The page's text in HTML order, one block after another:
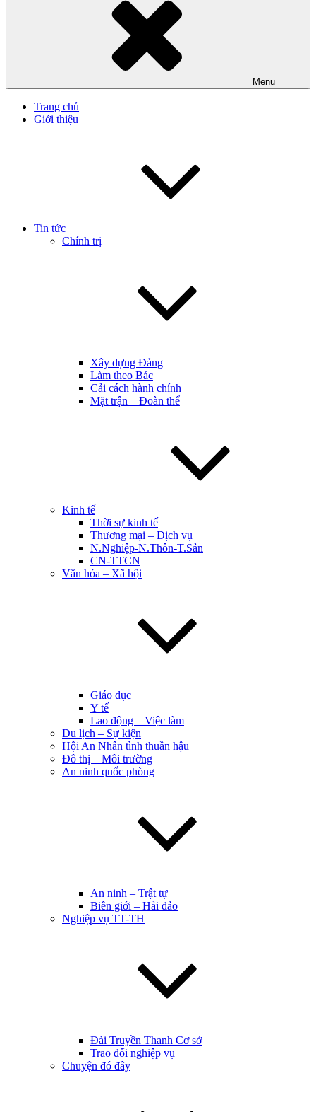
Menu
Trang chủ
Giới thiệu
Tin tức
Chính trị
Xây dựng Đảng
Làm theo Bác
Cải cách hành chính
Mặt trận – Đoàn thể
Kinh tế
Thời sự kinh tế
Thương mại – Dịch vụ
N.Nghiệp-N.Thôn-T.Sản
CN-TTCN
Văn hóa – Xã hội
Giáo dục
Y tế
Lao động – Việc làm
Du lịch – Sự kiện
Hội An Nhân tình thuần hậu
Đô thị – Môi trường
An ninh quốc phòng
An ninh – Trật tự
Biên giới – Hải đảo
Nghiệp vụ TT-TH
Đài Truyền Thanh Cơ sở
Trao đổi nghiệp vụ
Chuyện đó đây